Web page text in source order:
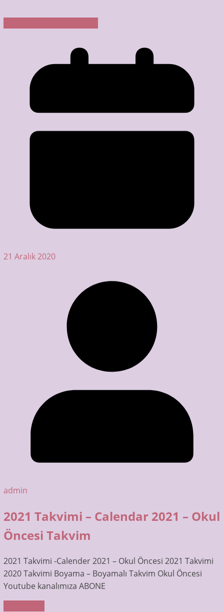
21 Aralık 2020
admin
2021 Takvimi – Calendar 2021 – Okul
Öncesi Takvim
2021 Takvimi -Calender 2021 – Okul Öncesi 2021 Takvimi
2020 Takvimi Boyama – Boyamalı Takvim Okul Öncesi
Youtube kanalımıza ABONE